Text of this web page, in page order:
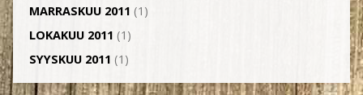
MARRASKUU 2011 (1)
LOKAKUU 2011 (1)
SYYSKUU 2011 (1)